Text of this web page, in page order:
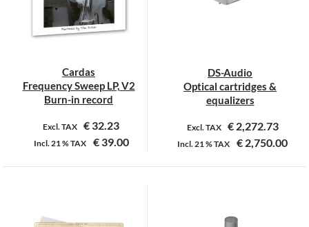
Cardas
Frequency Sweep LP, V2
Burn-in record
Excl. TAX € 32.23
Incl.21 %TAX €39.00
DS-Audio
Optical cartridges &
equalizers
Excl. TAX €2,272.73
Incl.21 %TAX € 2,750.00
Dit
meerdere